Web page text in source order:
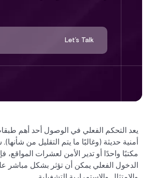
Let’s Talk
يعد التحكم الفعلي في الوصول أحد أهم
أمنية حديثة (وغالبًا ما يتم التقليل من
مكتبًا واحدًا أو تدير الأمن لعشرات المواقع،
الدخول الفعلي يمكن أن تؤثر بشكل مباشر